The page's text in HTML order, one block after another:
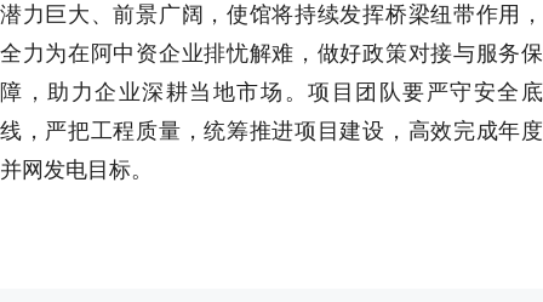
潜力巨大、前景广阔，使馆将持续发挥桥梁纽带作用，
全力为在阿中资企业排忧解难，做好政策对接与服务保
障，助力企业深耕当地市场。项目团队要严守安全底
线，严把工程质量，统筹推进项目建设，高效完成年度
并网发电目标。